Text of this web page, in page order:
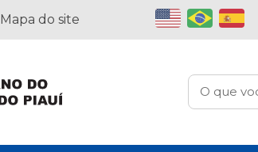
Mapa do site